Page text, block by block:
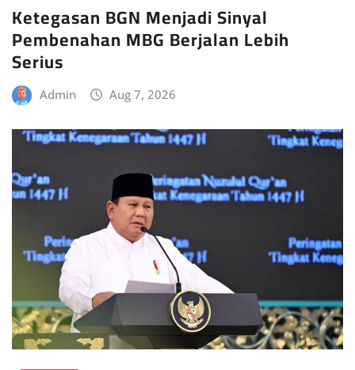
Ketegasan BGN Menjadi Sinyal
Pembenahan MBG Berjalan Lebih
Serius
Admin Aug 7, 2026